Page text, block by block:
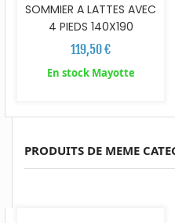
SOMMIER A LATTES AVEC
4 PIEDS 140X190
119,50 €
En stock Mayotte
PRODUITS DE MEME